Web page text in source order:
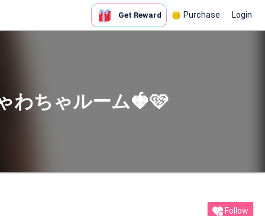
Get Reward Purchase Login
わちゃルーム🍓🩷
Follow